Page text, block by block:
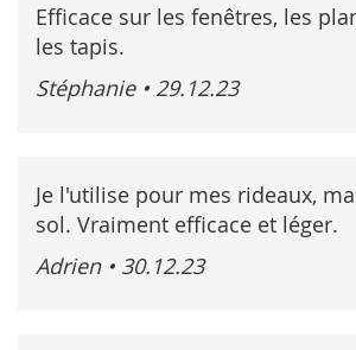
Efficace sur les fenêtres, les
les tapis.
Stéphanie • 29.12.23
Je l'utilise pour mes rideaux,
sol. Vraiment efficace et léger.
Adrien • 30.12.23